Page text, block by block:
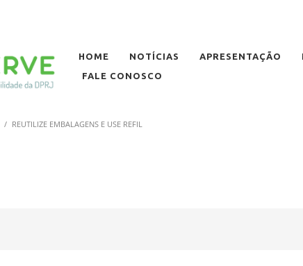
HOME NOTÍCIAS APRESENTAÇÃO
FALE CONOSCO
REUTILIZE EMBALAGENS E USE REFIL